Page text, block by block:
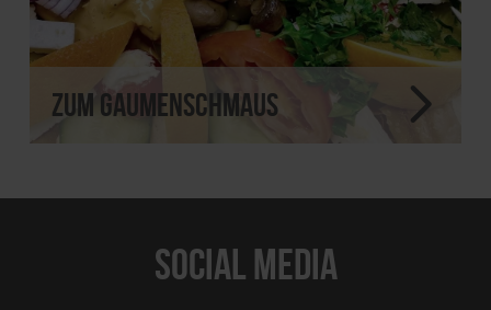
Zum Gaumenschmaus
SOCIAL MEDIA